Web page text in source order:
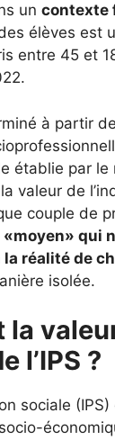
un contexte
des élèves est
entre 45 et
à partir
établie par le
valeur de
couple de
qui
réalité de
isolée.
la
l’IPS ?
sociale (IPS)